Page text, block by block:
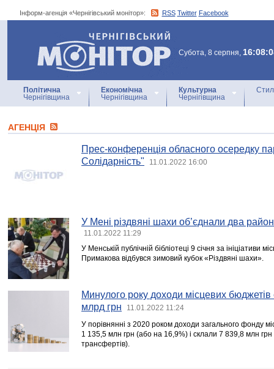
Інформ-агенція «Чернігівський монітор»: RSS Twitter Facebook
Інформ-агенція
«Чернігівський монітор»
Субота, 8 серпня,
Політична
Чернігівщина
Економічна
Чернігівщина
Культурна
Чернігівщина
АГЕНЦIЯ
Прес-конференція обласного осередку
Солідарність"
11.01.2022 16:00
У Мені різдвяні шахи об’єднали два
11.01.2022 11:29
У Менській публічній бібліотеці 9 січня за ініціативи
Примакова відбувся зимовий кубок «Різдвяні шахи».
Минулого року доходи місцевих
млрд грн
11.01.2022 11:24
У порівнянні з 2020 роком доходи загального фонду
1 135,5 млн грн (або на 16,9%) і склали 7 839,8 млн
трансфертів).